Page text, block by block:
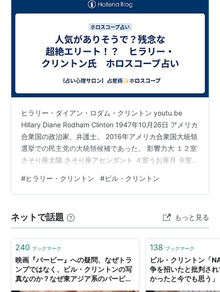
ヒラリー・ダイアン・ロダム・クリントン youtu.be
Hillary Diane Rodham Clinton 1947年10月26日 アメリカ
合衆国の政治家、弁護士。 2016年アメリカ合衆国大統領
選挙での民主党の大統領候補であった。 影響力大 １２室
さそり座太陽 さそり座アセンダント ４室うお座月 ９室
６室おうし座ドラゴンヘッド ホロスコープ占い いいえ私
わ さそり座の女 読心術に長けたエスパー？ しし座火星
一面！？ 欲望に勝てない・・・ 私生活は愛で満たされて
いる？ ホロスコー…
#ヒラリー・クリントン #ビル・クリントン
ネットで話題 もっと見る
240 ブックマーク
映画『バービー』への疑問、なぜトラ
ンプではなく、ビル・クリントンの写
真なのか？なぜ東アジア系のバービー
138 ブックマーク
ビル・クリントン「
争を招いたと批判さ
かったと今でも思う